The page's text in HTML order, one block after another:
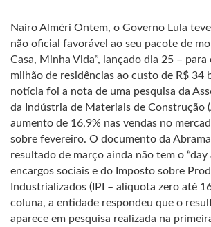
Nairo Alméri Ontem, o Governo Lula
não oficial favorável ao seu pacote de
Casa, Minha Vida”, lançado dia 25 – para
milhão de residências ao custo de R$ 34
notícia foi a nota de uma pesquisa da
da Indústria de Materiais de Construção
aumento de 16,9% nas vendas no
sobre fevereiro. O documento da
resultado de março ainda não tem o
encargos sociais e do Imposto sobre
Industrializados (IPI – alíquota zero até
coluna, a entidade respondeu que o
aparece em pesquisa realizada na